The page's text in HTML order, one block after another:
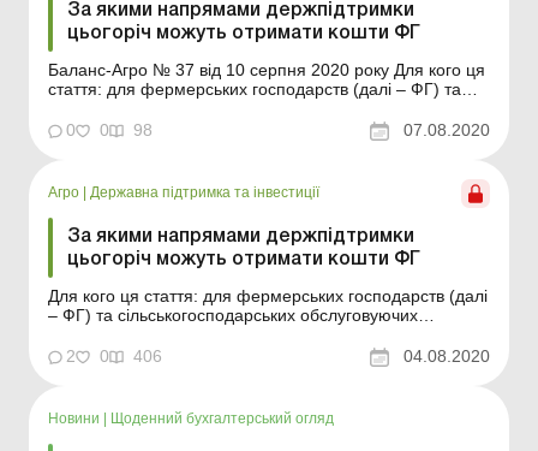
За якими напрямами держпідтримки
цьогоріч можуть отримати кошти ФГ
Баланс-Агро № 37 від 10 серпня 2020 року Для кого ця
стаття: для фермерських господарств (далі – ФГ) та
(далі – СОК), які бажають отримати цього року
бюджетні кошти за напрямами державної підтримки. Із
0 0 98 07.08.2020
Агро Державна підтримка та інвестиції
За якими напрямами держпідтримки
цьогоріч можуть отримати кошти ФГ
Для кого ця стаття: для фермерських господарств (далі
– ФГ) та сільськогосподарських обслуговуючих
року бюджетні кошти за напрямами державної
2 0 406 04.08.2020
Новини Щоденний бухгалтерський огляд